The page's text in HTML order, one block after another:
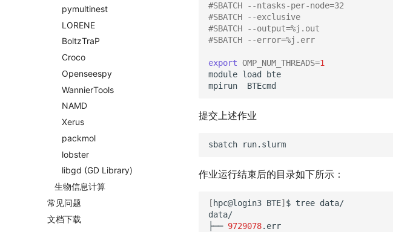
pymultinest
LORENE
BoltzTraP
Croco
Openseespy
WannierTools
NAMD
Xerus
packmol
lobster
libgd (GD Library)
生物信息计算
常见问题
文档下载
#SBATCH --ntasks-per-node=32
#SBATCH --exclusive
#SBATCH --output=%j.out
#SBATCH --error=%j.err
export OMP_NUM_THREADS=1
module load
bte
mpirun
提交上述作业
sbatch
作业运行结束后的目录如下所示：
[ hpc@login3 BTE] $ tree data/
data/
├── 9729078.err